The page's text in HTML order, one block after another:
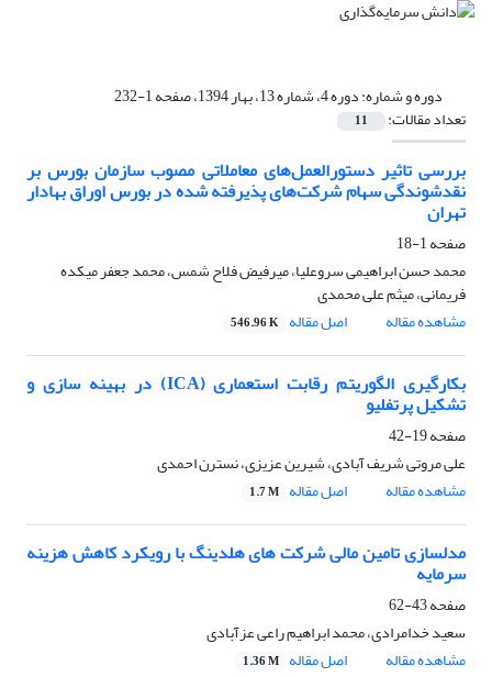
دوره و شماره:دوره 4، شماره 13، بهار 1394، صفحه 1-232
تعداد مقالات: 11
بررسی تاثیر دستورالعمل‌های معاملاتی مصوب سازمان بورس بر
نقدشوندگی سهام شرکت‌های پذیرفته شده در بورس اوراق بهادار
تهران
صفحه1-18
محمد حسن ابراهیمی سروعلیا، میرفیض فلاح شمس، محمد جعفر میکده
فریمانی، میثم علی محمدی
مشاهده مقاله
اصل مقاله 546.96 K
بکارگیری الگوریتم رقابت استعماری (ICA) در بهینه سازی و
تشکیل پرتفلیو
صفحه19-42
علی مروتی شریف آبادی، شیرین عزیزی، نسترن احمدی
مشاهده مقاله
اصل مقاله 1.7 M
مدلسازی تامین مالی شرکت های هلدینگ با رویکرد کاهش هزینه
سرمایه
صفحه43-62
سعید خدامرادی، محمد ابراهیم راعی عزآبادی
مشاهده مقاله
اصل مقاله 1.36 M